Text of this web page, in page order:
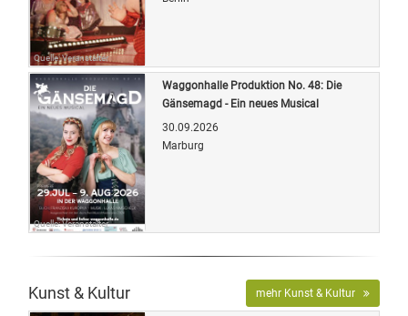
Quelle: Veranstalter
Quelle: Veranstalter
Waggonhalle Produktion No. 48: Die
Gänsemagd - Ein neues Musical
30.09.2026
Marburg
Kunst & Kultur mehr Kunst & Kultur